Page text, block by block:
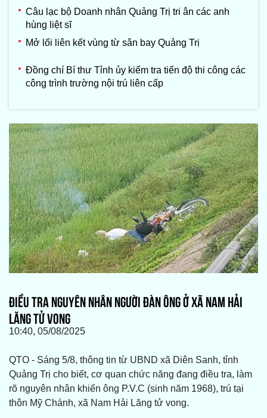
Câu lạc bộ Doanh nhân Quảng Trị tri ân các anh
hùng liệt sĩ
Mở lối liên kết vùng từ sân bay Quảng Trị
Đồng chí Bí thư Tỉnh ủy kiểm tra tiến độ thi công các
công trình trường nội trú liên cấp
ĐIỀU TRA NGUYÊN NHÂN NGƯỜI ĐÀN ÔNG Ở XÃ NAM HẢI
LĂNG TỬ VONG
10:40, 05/08/2025
QTO - Sáng 5/8, thông tin từ UBND xã Diên Sanh, tỉnh
Quảng Trị cho biết, cơ quan chức năng đang điều tra, làm
rõ nguyên nhân khiến ông P.V.C (sinh năm 1968), trú tại
thôn Mỹ Chánh, xã Nam Hải Lăng tử vong.